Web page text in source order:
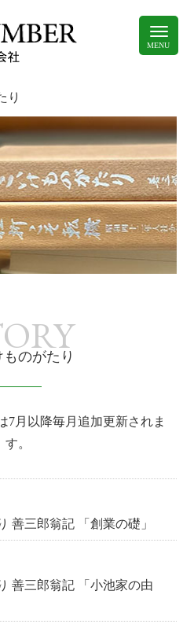
り
のがたり
7月以降毎月追加更新されま
す。
善三郎翁記 「創業の礎」
善三郎翁記 「小池家の由